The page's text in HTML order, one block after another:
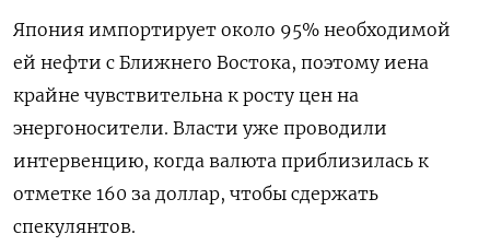
Япония импортирует около 95% ‌необходимой
ей нефти с Ближнего Востока, поэтому иена
крайне чувствительна к росту цен ‌на
энергоносители. Власти уже проводили
интервенцию, когда валюта приблизилась к
отметке 160 за доллар, чтобы сдержать
спекулянтов.